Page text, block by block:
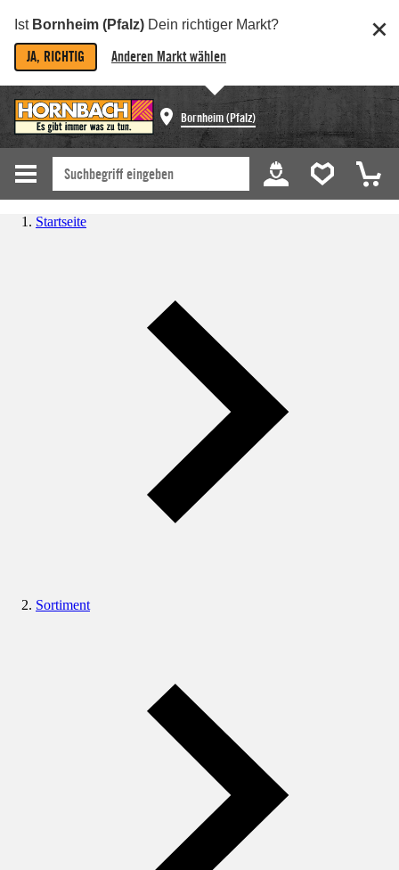
Ist Bornheim (Pfalz) Dein richtiger Markt?
JA, RICHTIG Anderen Markt wählen
Bornheim (Pfalz)
Startseite
Sortiment